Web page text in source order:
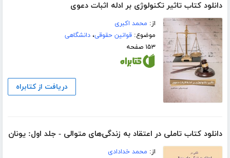
دانلود کتاب تاثیر تکنولوژی بر ادله اثبات دعوی
از: محمد اکبری
موضوع:قوانین حقوقی،دانشگاهی
۱۵۳ صفحه
دریافت از کتابراه
دانلود کتاب تاملی در اعتقاد به زندگی‌های متوالی - جلد اول: یونان
از: محمد خدادادی